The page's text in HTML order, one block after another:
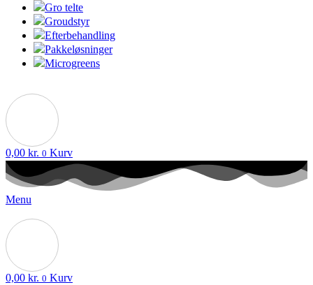
Gro telte
Groudstyr
Efterbehandling
Pakkeløsninger
Microgreens
0,00 kr. 0 Kurv
Menu
0,00 kr. 0 Kurv